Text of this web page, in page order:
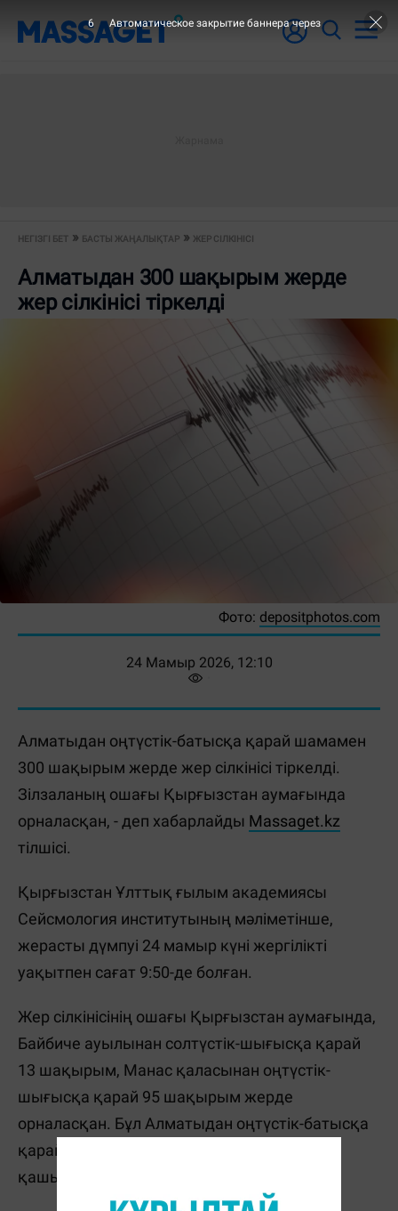
НЕГІЗГІ БЕТ БАСТЫ ЖАҢАЛЫҚТАР ЖЕР СІЛКІНІСІ
Алматыдан 300 шақырым жерде
жер сілкінісі тіркелді
Фото: depositphotos.com
24 Мамыр 2026, 12:10
Алматыдан оңтүстік-батысқа қарай шамамен
300 шақырым жерде жер сілкінісі тіркелді.
Зілзаланың ошағы Қырғызстан аумағында
орналасқан, - деп хабарлайды Massaget.kz
тілшісі.
Қырғызстан Ұлттық ғылым академиясы
Сейсмология институтының мәліметінше,
жерасты дүмпуі 24 мамыр күні жергілікті
уақытпен сағат 9:50-де болған.
Жер сілкінісінің ошағы Қырғызстан аумағында,
Байбиче ауылынан солтүстік-шығысқа қарай
13 шақырым, Манас қаласынан оңтүстік-
шығысқа қарай 95 шақырым жерде
орналасқан. Бұл Алматыдан оңтүстік-батысқа
қарай шамамен 300–350 шақырым
қашықтықта.
6 Автоматическое закрытие баннера через